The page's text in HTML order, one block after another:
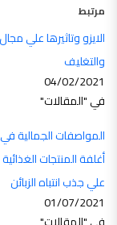
مرتبط
الايزو وتاثيرها علي
والتغليف
04/02/2021
في "المقالات"
المواصفات الجمالية
أغلفة المنتجات الغذائية
علي جذب انتباه الزبائن
01/07/2021